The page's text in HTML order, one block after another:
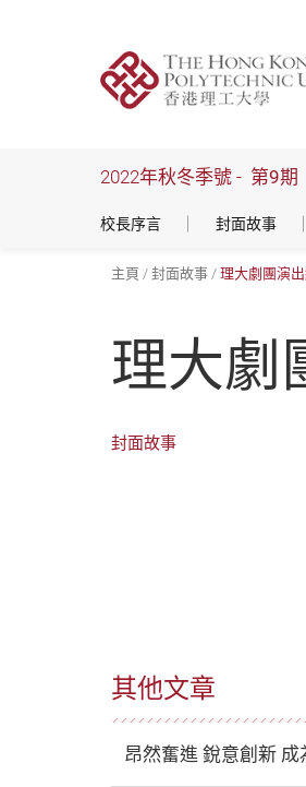
2022年秋冬季號 - 第9期
校長序言 封面故事
主頁 封面故事 理大劇團演
理大劇
封面故事
其他文章
昂然奮進 銳意創新 成